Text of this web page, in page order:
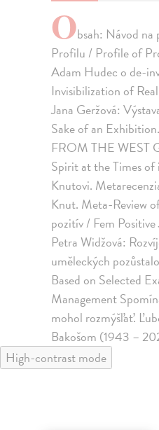
Obsah: Návod
Profilu / Profile of
Adam Hudec o de-
Invisibilization of
Jana Geržová:
Sake of an
FROM THE WEST
Spirit at the Times
Knutovi.
Knut. Meta-Review
pozitív / Fem
Petra Widžová:
uměleckých
Based on Selected
Management
mohol rozmýšľať.
Bakošom (1943 –
High-contrast mode